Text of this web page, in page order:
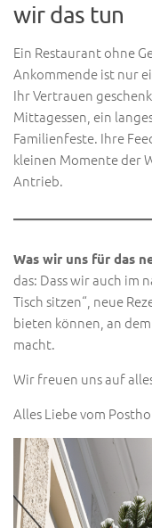
wir das tun
Ein Restaurant ohne
Ankommende ist nur
Ihr Vertrauen
Mittagessen, ein
Familienfeste. Ihre
kleinen Momente der
Antrieb.
Was wir uns für das
das: Dass wir auch im
Tisch sitzen“, neue
bieten können, an
macht.
Wir freuen uns auf
Alles Liebe vom